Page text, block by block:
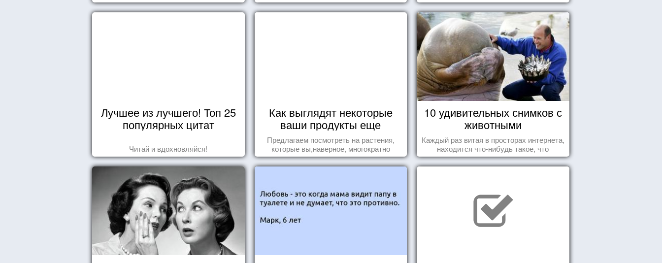
Лучшее из лучшего! Топ 25
популярных цитат
Читай и вдохновляйся!
Как выглядят некоторые
ваши продукты еще
живыми?
Предлагаем посмотреть на растения,
которые вы,наверное, многократно
видели , но никогда не представляли
себе, что употребляете их в пищу.
10 удивительных снимков с
животными
Каждый раз витая в просторах интернета,
находится что-нибудь такое, что
заставляет улыбнуться, удивиться,
восхититься...